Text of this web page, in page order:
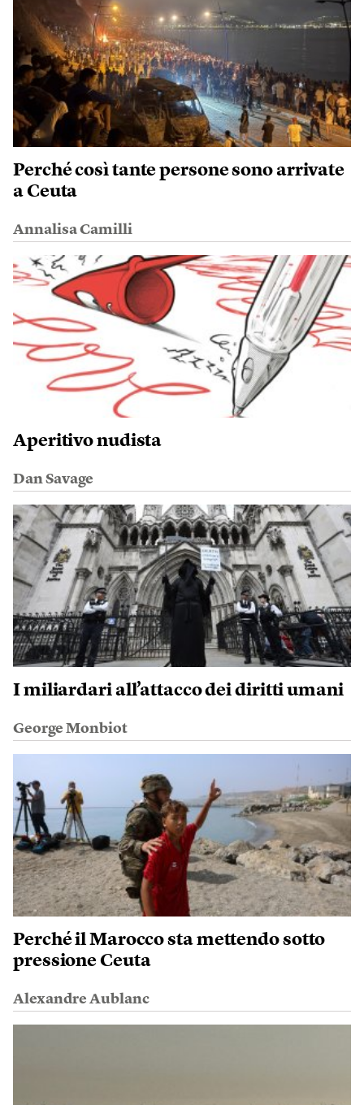
Perché così tante persone sono arrivate
a Ceuta
Annalisa Camilli
Aperitivo nudista
Dan Savage
I miliardari all’attacco dei diritti umani
George Monbiot
Perché il Marocco sta mettendo sotto
pressione Ceuta
Alexandre Aublanc